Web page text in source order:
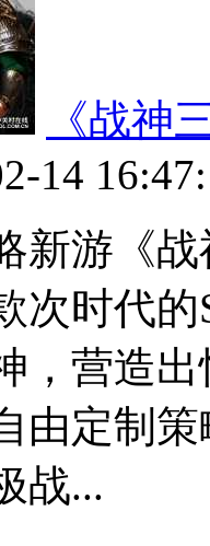
《战神
14
新游《
次时代
，营造
由定制
战...